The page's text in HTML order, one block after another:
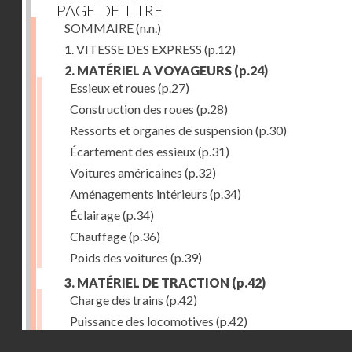
PAGE DE TITRE
SOMMAIRE(n.n.)
1. VITESSE DES EXPRESS (p.12)
2. MATÉRIEL A VOYAGEURS (p.24)
Essieux et roues (p.27)
Construction des roues (p.28)
Ressorts et organes de suspension(p.30)
Écartement des essieux(p.31)
Voitures américaines (p.32)
Aménagements intérieurs (p.34)
Éclairage(p.34)
Chauffage(p.36)
Poids des voitures (p.39)
3. MATÉRIEL DE TRACTION (p.42)
Charge des trains (p.42)
Puissance des locomotives (p.42)